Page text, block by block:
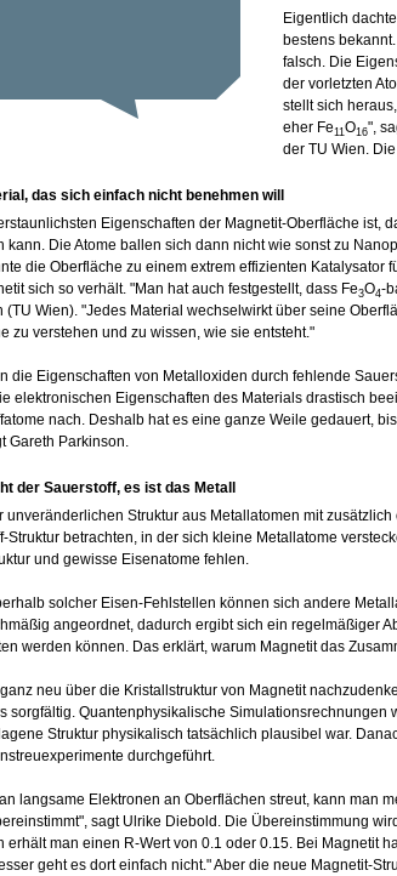
Eigentlich
bestens
falsch. Die
der vorletzten
stellt sich
eher Fe11 O16",
der TU Wien.
das sich einfach nicht benehmen will
Eigenschaften der Magnetit-Oberfläche ist,
kann. Die Atome ballen sich dann nicht wie sonst zu
die Oberfläche zu einem extrem effizienten
sich so verhält. "Man hat auch festgestellt, dass Fe3O4-
(TU Wien). "Jedes Material wechselwirkt über seine
zu verstehen und zu wissen, wie sie entsteht."
die Eigenschaften von Metalloxiden durch fehlende
elektronischen Eigenschaften des Materials drastisch
nach. Deshalb hat es eine ganze Weile gedauert,
Gareth Parkinson.
der Sauerstoff, es ist das Metall
unveränderlichen Struktur aus Metallatomen mit
Struktur betrachten, in der sich kleine Metallatome
und gewisse Eisenatome fehlen.
solcher Eisen-Fehlstellen können sich andere
angeordnet, dadurch ergibt sich ein regelmäßiger
werden können. Das erklärt, warum Magnetit das
neu über die Kristallstruktur von Magnetit
sorgfältig. Quantenphysikalische
Struktur physikalisch tatsächlich plausibel war.
durchgeführt.
langsame Elektronen an Oberflächen streut, kann man
sagt Ulrike Diebold. Die Übereinstimmung
erhält man einen R-Wert von 0.1 oder 0.15. Bei Magnetit
geht es dort einfach nicht." Aber die neue Magnetit-